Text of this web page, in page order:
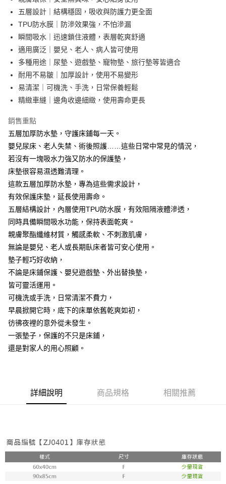
悠遊付
AFTEE先享後付
相關說明
【關於「AFTEE先享後付」】
AFTEE先享後付是「在收到商品之後才付款」的支付方式。 讓您購物簡單
１．簡單：不需註冊會員、不需綁卡、不需儲值。
２．便利：只要手機號碼，簡訊認證，即可結帳。
３．安心：先確認商品／服務後，再付款。
１．於結帳方式選擇「AFTEE先享後付」後，將跳轉至「AFTEE先享後付」
結帳頁面，進行簡訊認證並確認金額後，即可完成結帳。
２．訂單成立數日內，您將收到繳費通知簡訊。
３．收到繳費通知簡訊後14天內，點擊此簡訊中的連結，可透過四大超商／
ATM／網路銀行／等多元方式進行付款，方視為交易完成。
※ 請注意：結帳手續完成當下不需立刻繳費，但若您需要取消訂單，請聯絡
後付繳納相關費用。
※ 交易是否成功請以「AFTEE先享後付 」之結帳頁面顯示為準，若有關於
是否繳費成功／繳費後需取消欲退款等相關疑問，請聯繫「AFTEE先享後付
客戶支援中心」
https://netprotections.freshdesk.com/support/home
【注意事項】
１．透過由恩沛科技股份有限公司提供之「AFTEE先享後付」服務完成之交
易，需依本服務之必要範圍內提供個人資料，並將交易相關給付款項請求債
權轉讓予恩沛科技股份有限公司。
２．關於個人資料處理事宜，請瀏覽以下網址：
３．未成年的使用者請事先徵得法定代理人或監護人之同意方可使用
「AFTEE先享後付」，若未經同意申辦者引起之損失，本公司不負相關責
任。
４．使用「AFTEE先享後付」時，將依據個別帳號之用戶狀況，依本公司即
時審查核予不同之上限額度；若仍有額度不足之情形，本公司將視審查結果
請求用戶進行身份認證。
恩沛科技股份有限公司將有權停止該用戶之使用額度並採取法律行動。
ATM付款
運送方式
全家取貨付款
7-11取貨付款
每筆NT$60，滿NT$499(含以上)免運費
7-11取貨(快速到店)
宅配
每筆NT$100，滿NT$799(含以上)免運費
離島宅配
每筆NT$150
五層設計｜結構穩固，吸收與防護力更全面
TPU防水膜｜防滲效果強，不怕滲漏
瞬間吸水｜迅速鎖住液體，表層乾爽舒適
適用廣泛｜嬰兒、老人、病人皆可使用
多種用途｜尿墊、遊戲墊、寵物墊、旅行墊等皆適合
耐用不易皺｜加厚設計，使用不易變形
易清潔｜可機洗、手洗，日常保養輕鬆
精緻車縫｜邊角收邊細緻，使用壽命更長
銷售重點
五層加厚防水墊，守護床鋪每一天。
嬰兒尿床、老人失禁、術後照護……這些日常中常見的情況，
若沒有一塊吸水力強又防水的保護墊，
床墊很容易濕透難清理。
這款五層加厚防水墊，專為這些需求設計，
有效保護床墊，延長使用壽命。
五層結構設計，內層使用TPU防水膜，有效阻隔液體滲透，
同時具備瞬間吸水功能，保持表面乾爽。
親膚聚酯纖維材質，觸感柔軟、不刺激肌膚，
無論是嬰兒、老人或長期臥床者皆可安心使用。
墊子輕巧好收納，
不論是床鋪保護、嬰兒遊戲墊、外出替換墊，
皆可靈活運用。
可機洗或手洗，日常清潔不費力，
早晨掀開它時，底下的床單依舊乾爽如初，
彷彿夜裡的意外從未發生。
一張墊子，保護的不只是床鋪，
還是對家人的用心照顧。
詳細說明 商品規格 相關推薦